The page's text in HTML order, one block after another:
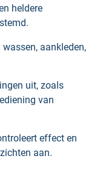
heldere
aankleden,
uit, zoals
van
effect en
aan.